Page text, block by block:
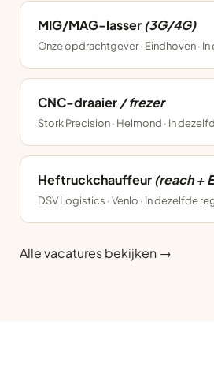
MIG/MAG-lasser(3G/4G)
Onze opdrachtgever · Eindhoven ·
CNC-draaier / frezer
Stork Precision · Helmond · In
Heftruckchauffeur(reach +
DSV Logistics · Venlo · In dezelfde
Alle vacatures bekijken →